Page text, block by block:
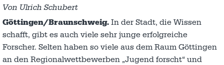
Von Ulrich Schubert
Göttingen/Braunschweig. In der Stadt, die Wissen
schafft, gibt es auch viele sehr junge erfolgreiche
Forscher. Selten haben so viele aus dem Raum Göttingen
an den Regionalwettbewerben „Jugend forscht“ und